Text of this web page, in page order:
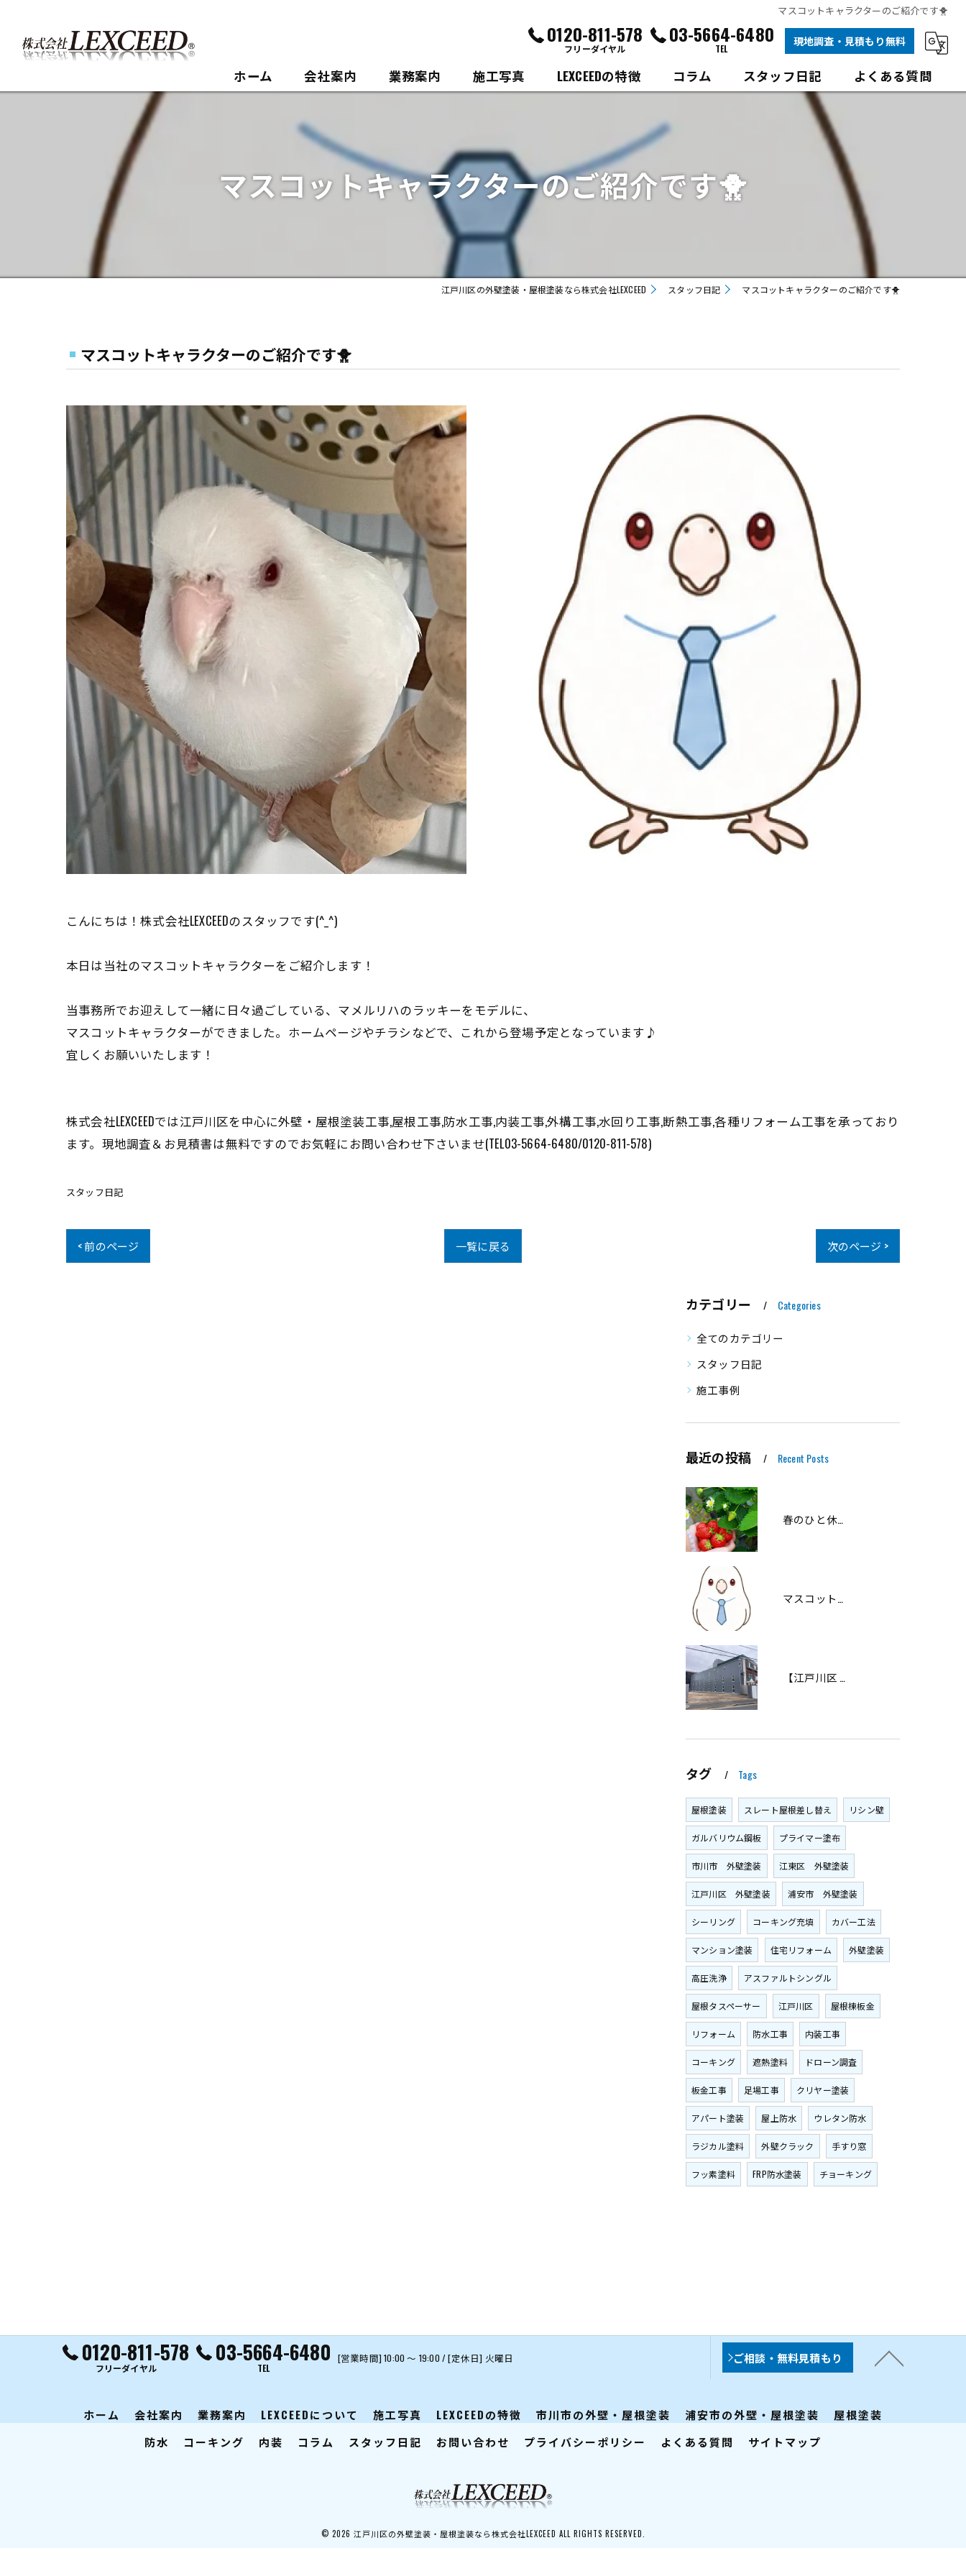
マスコットキャラクターのご紹介です🐥
0120-811-578
フリーダイヤル
03-5664-6480
TEL
現地調査・見積もり無料
ホーム 会社案内 業務案内 施工写真 LEXCEEDの特徴
市川市の外壁・屋根塗装
浦安市の外壁・屋根塗装
コーキング
コラム スタッフ日記 よくある質問
マスコットキャラクターのご紹介です🐥
江戸川区の外壁塗装・屋根塗装なら株式会社LEXCEED スタッフ日記 マスコットキャラクターのご紹介です🐥
マスコットキャラクターのご紹介です🐥
こんにちは！株式会社LEXCEEDのスタッフです(^_^)
本日は当社のマスコットキャラクターをご紹介します！
当事務所でお迎えして一緒に日々過ごしている、マメルリハのラッキーをモデルに、
マスコットキャラクターができました。ホームページやチラシなどで、これから登場予定となっています♪
宜しくお願いいたします！
株式会社LEXCEEDでは江戸川区を中心に外壁・屋根塗装工事,屋根工事,防水工事,内装工事,外構工事,水回り工事,断熱工事,各種リフォーム工事を承っており
ます。現地調査＆お見積書は無料ですのでお気軽にお問い合わせ下さいませ(TEL03-5664-6480/0120-811-578)
スタッフ日記
< 前のページ 一覧に戻る 次のページ >
カテゴリー Categories
全てのカテゴリー
スタッフ日記
施工事例
最近の投稿 Recent Posts
春のひと休みを満喫しました♪
マスコットキャラクターのご紹介です🐥
【江戸川区 東葛西】マンション外壁塗装・屋上防水工事・修繕工事が完工しました｜劣化対策・雨漏り対策はお早めに！
タグ Tags
屋根塗装 スレート屋根差し替え リシン壁
ガルバリウム鋼板 プライマー塗布
市川市 外壁塗装 江東区 外壁塗装
江戸川区 外壁塗装 浦安市 外壁塗装
シーリング コーキング充填 カバー工法
マンション塗装 住宅リフォーム 外壁塗装
高圧洗浄 アスファルトシングル
屋根タスペーサー 江戸川区 屋根棟板金
リフォーム 防水工事 内装工事
コーキング 遮熱塗料 ドローン調査
板金工事 足場工事 クリヤー塗装
アパート塗装 屋上防水 ウレタン防水
ラジカル塗料 外壁クラック 手すり窓
フッ素塗料 FRP防水塗装 チョーキング
0120-811-578
フリーダイヤル
03-5664-6480
TEL
[営業時間] 10:00 〜 19:00 / [定休日] 火曜日 ご相談・無料見積もり
ホーム 会社案内 業務案内 LEXCEEDについて 施工写真 LEXCEEDの特徴 市川市の外壁・屋根塗装 浦安市の外壁・屋根塗装
屋根塗装
防水
コーキング 内装 コラム スタッフ日記 お問い合わせ プライバシーポリシー よくある質問 サイトマップ
© 2026 江戸川区の外壁塗装・屋根塗装なら株式会社LEXCEED ALL RIGHTS RESERVED.